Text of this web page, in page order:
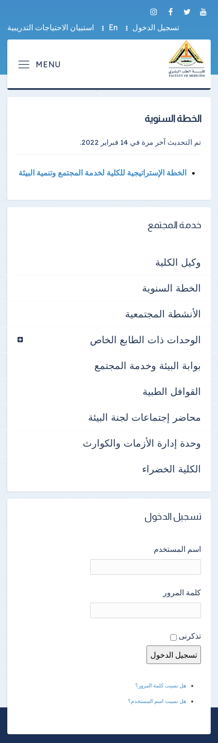
تسجيل الدخول En استبيان الاحتياجات التدريبية
الخطة السنوية
تم التحديث آخر مرة في 14 فبراير 2022 .
الخطة الإستراتيجية للكلية لخدمة المجتمع وتنمية البيئة
خدمة المجتمع
وكيل الكلية
الخطة السنوية
الأنشطة المجتمعية
الوحدات ذات الطابع الخاص
بوابة البيئة وخدمة المجتمع
القوافل الطبية
محاضر إجتماعات لجنة البيئة
وحدة إدارة الأزمات والكوارث
الكلية الخضراء
تسجيل الدخول
اسم المستخدم
كلمة المرور
تذكرنى
هل نسيت كلمة المرور؟
هل نسيت اسم المستخدم؟